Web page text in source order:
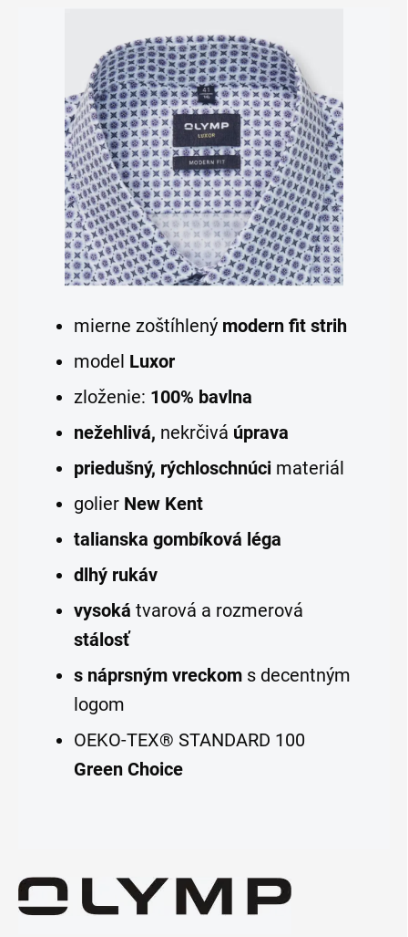
mierne zoštíhlený modern fit strih
model Luxor
zloženie: 100% bavlna
nežehlivá, nekrčivá úprava
priedušný, rýchloschnúci materiál
golier New Kent
talianska gombíková léga
dlhý rukáv
vysoká tvarová a rozmerová
stálosť
s náprsným vreckom s decentným
logom
OEKO-TEX® STANDARD 100
Green Choice